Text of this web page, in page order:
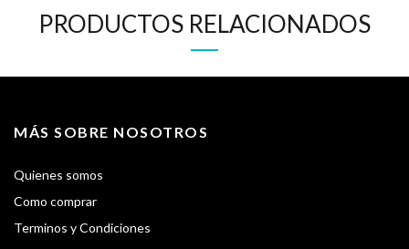
PRODUCTOS RELACIONADOS
MÁS SOBRE NOSOTROS
Quienes somos
Como comprar
Terminos y Condiciones